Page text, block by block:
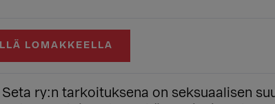
LOMAKKEELLA
Seta ry:n tarkoituksena on seksuaalisen